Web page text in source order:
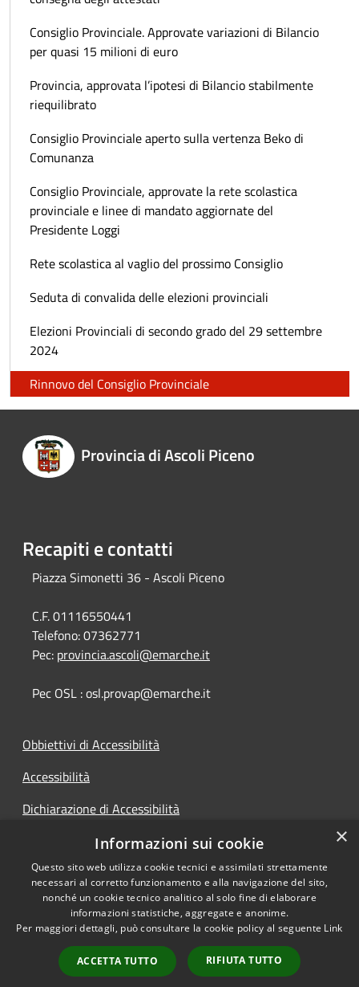
Consiglio Provinciale. Approvate variazioni di Bilancio
per quasi 15 milioni di euro
Provincia, approvata l’ipotesi di Bilancio stabilmente
riequilibrato
Consiglio Provinciale aperto sulla vertenza Beko di
Comunanza
Consiglio Provinciale, approvate la rete scolastica
provinciale e linee di mandato aggiornate del
Presidente Loggi
Rete scolastica al vaglio del prossimo Consiglio
Seduta di convalida delle elezioni provinciali
Elezioni Provinciali di secondo grado del 29 settembre
2024
Rinnovo del Consiglio Provinciale
Provincia di Ascoli Piceno
Recapiti e contatti
Piazza Simonetti 36 - Ascoli Piceno
C.F. 01116550441
Telefono:07362771
Pec: provincia.ascoli@emarche.it
Pec OSL : osl.provap@emarche.it
Obbiettivi di Accessibilità
Accessibilità
Dichiarazione di Accessibilità
Accesso Civico
Accessibilità
Copyright © 2026 • Provincia di
Ascoli Piceno • Powered by
Municipium•
Accesso
redazione
×
Informazioni sui cookie
Questo sito web utilizza cookie tecnici e assimilati strettamente
necessari al corretto funzionamento e alla navigazione del sito,
nonché un cookie tecnico analitico al solo fine di elaborare
informazioni statistiche, aggregate e anonime.
Per maggiori dettagli, può consultare la cookie policy al seguente Link
ACCETTA TUTTO RIFIUTA TUTTO